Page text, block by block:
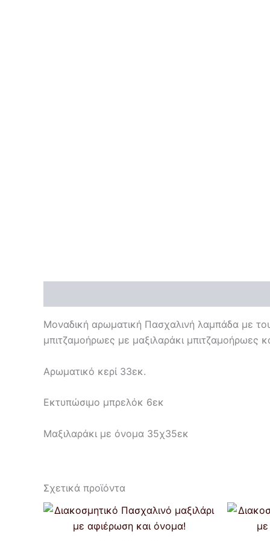
Μοναδική αρωματική Πασχαλινή λαμπάδα με
μπιτζαμοήρωες με μαξιλαράκι μπιτζαμοήρωες
Αρωματικό κερί 33εκ.
Εκτυπώσιμο μπρελόκ 6εκ
Μαξιλαράκι με όνομα 35χ35εκ
Σχετικά προϊόντα
Price
range:
€12,00
Αυτό
το